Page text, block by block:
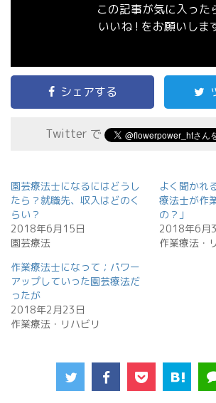
この記事が気に入った
いいね ! をお願いしま
シェアする
Twitter で
園芸療法士になるにはどうし
たら？就職先、収入はどのく
らい？
2018年6月15日
園芸療法
よく聞かれ
療法士が作
の？」
2018年6月
作業療法・
作業療法士になって；パワー
アップしていった園芸療法だ
ったが
2018年2月23日
作業療法・リハビリ